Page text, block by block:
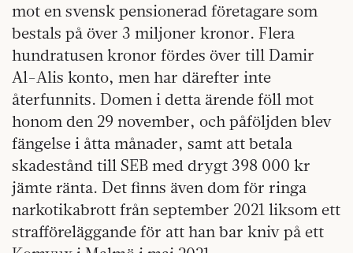
mot en svensk pensionerad företagare som
bestals på över 3 miljoner kronor. Flera
hundratusen kronor fördes över till Damir
Al-Alis konto, men har därefter inte
återfunnits. Domen i detta ärende föll mot
honom den 29 november, och påföljden blev
fängelse i åtta månader, samt att betala
skadestånd till SEB med drygt 398 000 kr
jämte ränta. Det finns även dom för ringa
narkotikabrott från september 2021 liksom ett
strafföreläggande för att han bar kniv på ett